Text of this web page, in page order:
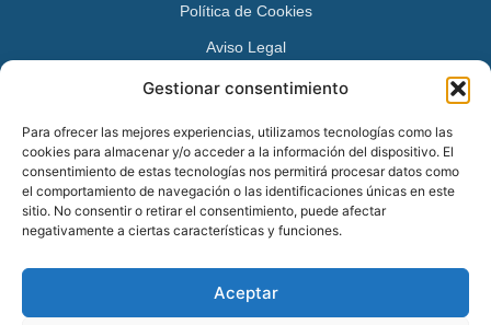
Gestionar consentimiento
Para ofrecer las mejores experiencias, utilizamos tecnologías como las
cookies para almacenar y/o acceder a la información del dispositivo. El
consentimiento de estas tecnologías nos permitirá procesar datos como
el comportamiento de navegación o las identificaciones únicas en este
sitio. No consentir o retirar el consentimiento, puede afectar
negativamente a ciertas características y funciones.
Aceptar
Política de Cookies
Aviso Legal
Política de Privacidad
Avenida Juan XXIII 15 B 28224 – Pozuelo de Alarcón,
Madrid
Tel:+34 913527728
+34 669 83 48 45
info@psicologospozuelo.es